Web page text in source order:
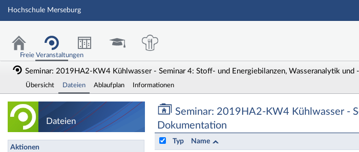
Hauptnavigation
Fußzeile
Hochschule Merseburg
Freie Veranstaltungen
Seminar: 2019HA2-KW4 Kühlwasser - Seminar 4: Stoff- und Energiebilanzen, Wasseranalytik
Übersicht Dateien Ablaufplan Informationen
Dateien
Aktionen
Seminar: 2019HA2-KW4 Kühlwasser - Seminar
Seminar: 2019HA2-KW4 Kühlwasser -
Dokumentation
Typ Name